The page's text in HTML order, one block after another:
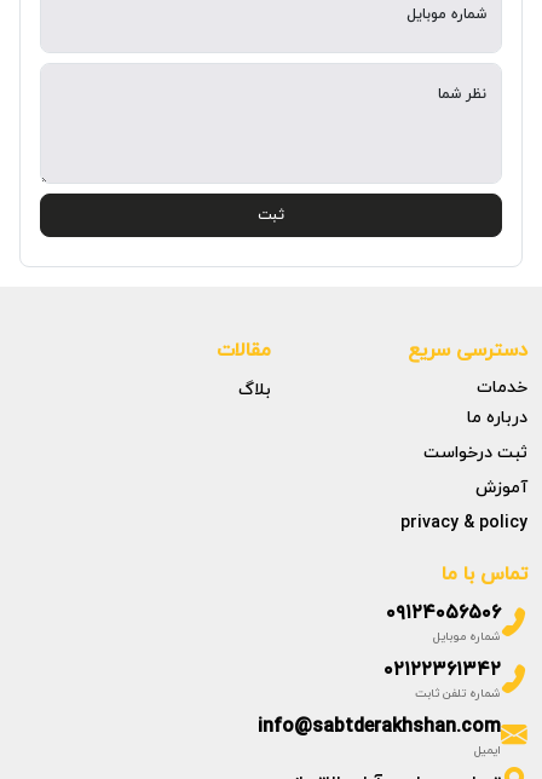
شماره موبایل
نظر شما
ثبت
دسترسی سریع
خدمات
درباره ما
ثبت درخواست
آموزش
privacy & policy
مقالات
بلاگ
تماس با ما
۰۹۱۲۴۰۵۶۵۰۶
شماره موبایل
۰۲۱۲۲۳۶۱۳۴۲
شماره تلفن ثابت
info@sabtderakhshan.com
ایمیل